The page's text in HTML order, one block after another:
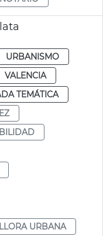
URBANISMO
VALENCIA
TEMÁTICA
URBANA